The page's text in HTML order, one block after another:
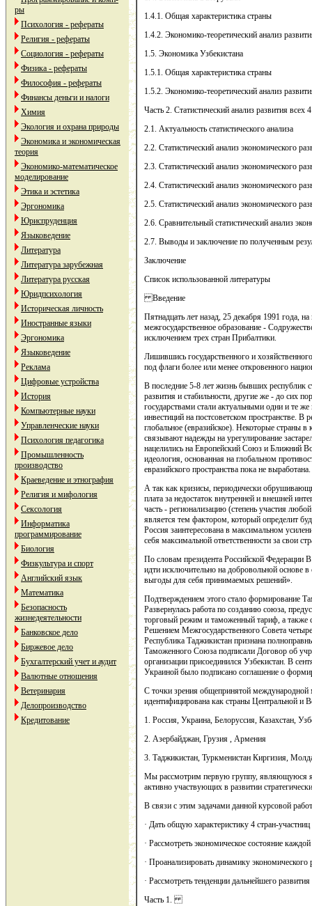
ры
Психология - рефераты
Религия - рефераты
Социология - рефераты
Физика - рефераты
Философия - рефераты
Финансы деньги и налоги
Химия
Экология и охрана природы
Экономика и экономическая
теория
Экономико-математическое
моделирование
Этика и эстетика
Эргономика
Юриспруденция
Языковедение
Литература
Литература зарубежная
Литература русская
Юридпсихология
Историческая личность
Иностранные языки
Эргономика
Языковедение
Реклама
Цифровые устройства
История
Компьютерные науки
Управленческие науки
Психология педагогика
Промышленность
производство
Краеведение и этнография
Религия и мифология
Сексология
Информатика
программирование
Биология
Физкультура и спорт
Английский язык
Математика
Безопасность
жизнедеятельности
Банковское дело
Биржевое дело
Бухгалтерский учет и аудит
Валютные отношения
Ветеринария
Делопроизводство
Кредитование
1.4.1. Общая характеристика страны
1.4.2. Экономико-теоретический анализ
1.5. Экономика Узбекистана
1.5.1. Общая характеристика страны
1.5.2. Экономико-теоретический анализ
Часть 2. Статистический анализ развития всех
2.1. Актуальность статистического анализа
2.2. Статистический анализ экономического
2.3. Статистический анализ экономического
2.4. Статистический анализ экономического
2.5. Статистический анализ экономического
2.6. Сравнительный статистический анализ
2.7. Выводы и заключение по полученным
Заключение
Список использованной литературы
Введение
Пятнадцать лет назад, 25 декабря 1991 года,
межгосударственное образование -
исключением трех стран Прибалтики.
Лишившись государственного и
под флаги более или менее откровенного
В последние 5-8 лет жизнь бывших республик
развития и стабильности, другие же - до сих
государствами стали актуальными одни и те
инвестиций на постсоветском пространстве. В
глобальное (евразийское). Некоторые страны в
связывают надежды на урегулирование
нацелились на Европейский Союз и Ближний
идеология, основанная на глобальном
евразийского пространства пока не выработана.
А так как кризисы, периодически
плата за недостаток внутренней и внешней
часть - регионализацию (степень участия
является тем фактором, который определит
Россия заинтересована в максимальном
себя максимальной ответственности за свои
По словам президента Российской
идти исключительно на добровольной основе
выгоды для себя принимаемых решений».
Подтверждением этого стало формирование
Развернулась работа по созданию союза,
торговый режим и таможенный тариф, а также
Решением Межгосударственного Совета
Республика Таджикистан признана
Таможенного Союза подписали Договор об
организации присоединился Узбекистан. В
Украиной было подписано соглашение о
С точки зрения общепринятой международной
идентифицирована как страны Центральной
1. Россия, Украина, Белоруссия, Казахстан,
2. Азербайджан, Грузия , Армения
3. Таджикистан, Туркменистан Киргизия,
Мы рассмотрим первую группу, являющуюся
активно участвующих в развитии
В связи с этим задачами данной курсовой
· Дать общую характеристику 4 стран-
· Рассмотреть экономическое состояние
· Проанализировать динамику экономического
· Рассмотреть тенденции дальнейшего развития
Часть 1.